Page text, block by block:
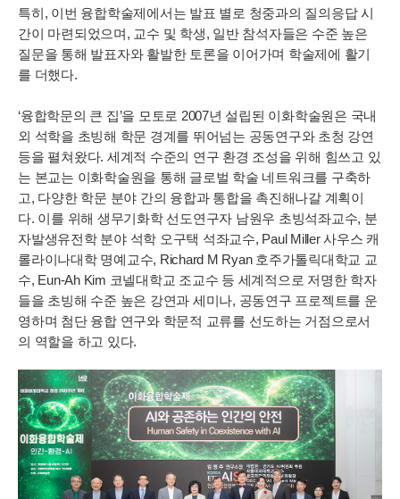
특히, 이번 융합학술제에서는 발표 별로 청중과의 질의응답 시
간이 마련되었으며, 교수 및 학생, 일반 참석자들은 수준 높은
질문을 통해 발표자와 활발한 토론을 이어가며 학술제에 활기
를 더했다.
‘융합학문의 큰 집’을 모토로 2007년 설립된 이화학술원은 국내
외 석학을 초빙해 학문 경계를 뛰어넘는 공동연구와 초청 강연
등을 펼쳐왔다. 세계적 수준의 연구 환경 조성을 위해 힘쓰고 있
는 본교는 이화학술원을 통해 글로벌 학술 네트워크를 구축하
고, 다양한 학문 분야 간의 융합과 통합을 촉진해나갈 계획이
다. 이를 위해 생무기화학 선도연구자 남원우 초빙석좌교수, 분
자발생유전학 분야 석학 오구택 석좌교수, Paul Miller 사우스 캐
롤라이나대학 명예교수, Richard M Ryan 호주가톨릭대학교 교
수, Eun-Ah Kim 코넬대학교 조교수 등 세계적으로 저명한 학자
들을 초빙해 수준 높은 강연과 세미나, 공동연구 프로젝트를 운
영하며 첨단 융합 연구와 학문적 교류를 선도하는 거점으로서
의 역할을 하고 있다.